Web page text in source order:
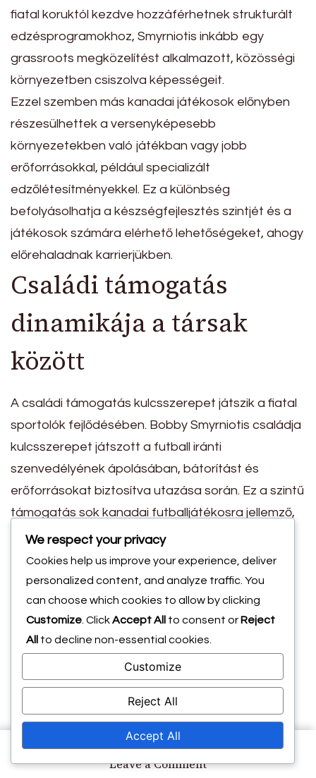
Leave a Commenton
fiatal koruktól kezdve hozzáférhetnek strukturált
edzésprogramokhoz, Smyrniotis inkább egy
grassroots megközelítést alkalmazott, közösségi
környezetben csiszolva képességeit.
Ezzel szemben más kanadai játékosok előnyben
részesülhettek a versenyképesebb
környezetekben való játékban vagy jobb
erőforrásokkal, például specializált
edzőlétesítményekkel. Ez a különbség
befolyásolhatja a készségfejlesztés szintjét és a
játékosok számára elérhető lehetőségeket, ahogy
előrehaladnak karrierjükben.
Családi támogatás
dinamikája a társak
között
A családi támogatás kulcsszerepet játszik a fiatal
sportolók fejlődésében. Bobby Smyrniotis családja
kulcsszerepet játszott a futball iránti
szenvedélyének ápolásában, bátorítást és
erőforrásokat biztosítva utazása során. Ez a szintű
támogatás sok kanadai futballjátékosra jellemző,
akik gyakran támaszkodnak családjuk érzelmi és
logisztikai támogatására.
Azonban a családi támogatás dinamikája
jelentősen eltérhet. Néhány játékos olyan
családból származik, amelynek mély gyökerei
vannak a futballban, míg mások korlátozott
erőforrásokkal vagy eltérő prioritásokkal
szembesülhetnek. Ezek a változások
befolyásolhatják a játékosok futballambícióik
követésének képességét.
Közös kihívások,
We respect your privacy
Cookies help us improve your experience, deliver
personalized content, and analyze traffic. You
can choose which cookies to allow by clicking
Customize . ClickAccept All to consent or Reject
All
to decline non-essential cookies.
Customize
Reject All
Accept All